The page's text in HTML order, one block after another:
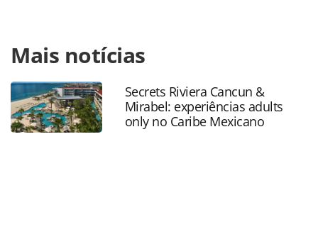
https://www.panrotas.com.br/mercado/destinos/2025/
reforca-lacos-entre-brasil-e-benin-em-visita-historica-com-
foco-no-afroturismo_213225.html ou as ferramentas
oferecidas na página. Todo o conteúdo produzido pela
PANROTAS Editora é protegido pela legislação brasileira
sobre direito autoral. Não reproduza o conteúdo sem
Mais notícias
Secrets Riviera Cancun &
Mirabel: experiências adults
only no Caribe Mexicano